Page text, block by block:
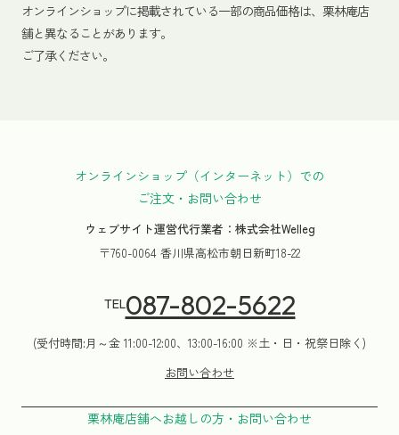
オンラインショップに掲載されている一部の商品価格は、栗林庵店
舗と異なることがあります。
ご了承ください。
オンラインショップ（インターネット）での
ご注文・お問い合わせ
ウェブサイト運営代行業者：株式会社Welleg
〒760-0064 香川県高松市朝日新町18-22
TEL087-802-5622
(受付時間:月～金 11:00-12:00、13:00-16:00 ※土・日・祝祭日除く)
お問い合わせ
栗林庵店舗へお越しの方・お問い合わせ